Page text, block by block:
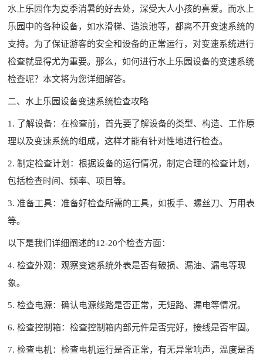
水上乐园作为夏季消暑的好去处，深受大人小孩的喜爱。而水上
乐园中的各种设备，如水滑梯、造浪池等，都离不开变速系统的
支持。为了保证游客的安全和设备的正常运行，对变速系统进行
检查就显得尤为重要。那么，如何进行水上乐园设备的变速系统
检查呢？本文将为您详细解答。
二、水上乐园设备变速系统检查攻略
1. 了解设备：在检查前，首先要了解设备的类型、构造、工作原
理以及变速系统的组成，这样才能有针对性地进行检查。
2. 制定检查计划：根据设备的运行情况，制定合理的检查计划，
包括检查时间、频率、项目等。
3. 准备工具：准备好检查所需的工具，如扳手、螺丝刀、万用表
等。
以下是我们详细阐述的12-20个检查方面：
4. 检查外观：观察变速系统外表是否有破损、漏油、漏电等现
象。
5. 检查电源：确认电源线路是否正常，无短路、漏电等情况。
6. 检查控制箱：检查控制箱内部元件是否完好，接线是否牢固。
7. 检查电机：检查电机运行是否正常，有无异常响声，温度是否